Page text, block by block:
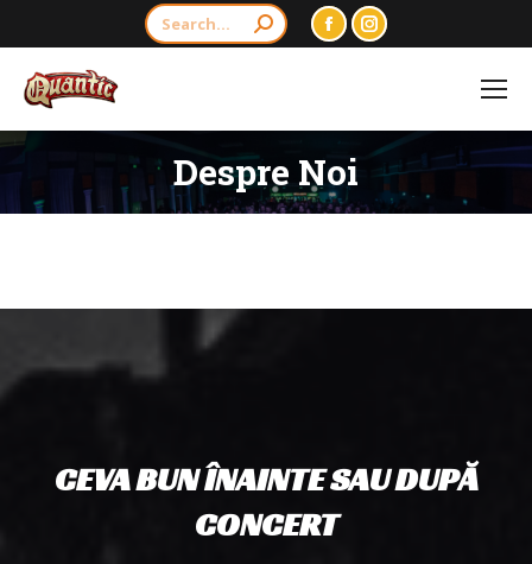
Search:
Facebook
in
new
window
Instagram
in
new
window
Despre Noi
CEVA BUN ÎNAINTE SAU DUPĂ
CONCERT